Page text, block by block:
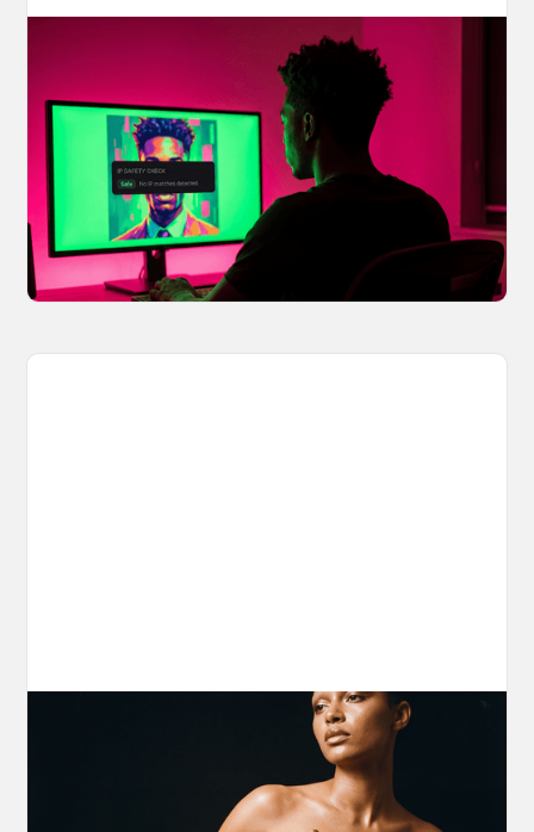
Your AI Creations, Protected: How
OpenArt's IP Safety Check Keeps
Creators Safe
You made something you love, but is it safe to
share? OpenArt's IP Safety Check, powered
by CopySight, lets you scan your creations for
potential IP issues before they leave your
hands.
April 2, 2026
The Nano Banana 2 Handbook
Brian from Litany of Ignition gives a hands-on
breakdown of what Gemini 2.0 Flash Image
can actually do, with the prompts to prove it.